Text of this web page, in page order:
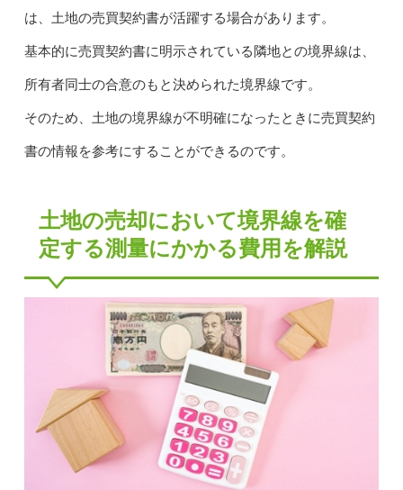
は、土地の売買契約書が活躍する場合があります。
基本的に売買契約書に明示されている隣地との境界線は、
所有者同士の合意のもと決められた境界線です。
そのため、土地の境界線が不明確になったときに売買契約
書の情報を参考にすることができるのです。
土地の売却において境界線を確
定する測量にかかる費用を解説